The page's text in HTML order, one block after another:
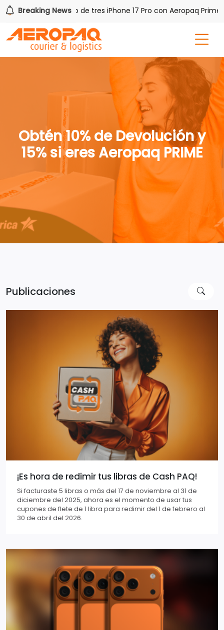
Breaking News
Gana uno de tres iPhone 17 Pro con Aeropaq Prime
Obtén 10% de Devolución y
15% si eres Aeropaq PRIME
Publicaciones
¡Es hora de redimir tus libras de Cash PAQ!
Si facturaste 5 libras o más del 17 de noviembre al 31 de
diciembre del 2025, ahora es el momento de usar tus
cupones de flete de 1 libra para redimir del 1 de febrero al
30 de abril del 2026.